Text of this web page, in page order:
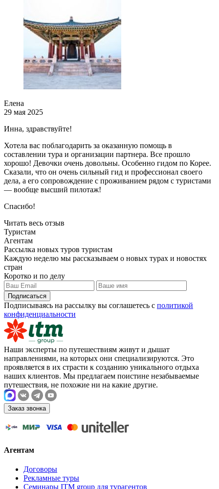
Елена
29 мая 2025
Инна, здравствуйте!
Хотела вас поблагодарить за оказанную помощь в
составлении тура и организации партнера. Все прошло
хорошо! Девочки очень довольны. Особенно гидом по Корее.
Сказали, что он очень сильный гид и профессионал своего
дела, а его сопровождение с проживанием рядом с туристами
— вообще высший пилотаж!
Спасибо!
Читать весь отзыв
Туристам
Агентам
Рассылка новых туров туристам
Каждую неделю мы рассказываем о новых турах и новостях
стран
Коротко и по делу
Подписаться
Подписываясь на рассылку вы соглашетесь с политикой
конфиденциальности
Наши эксперты по путешествиям живут и дышат
направлениями, на которых они специализируются. Это
проявляется в их страсти к созданию уникального отдыха
наших клиентов. Мы предлагаем поистине незабываемые
путешествия, не похожие ни на какие другие.
Заказ звонка
Агентам
Договоры
Рекламные туры
Семинары ITM group для турагентов